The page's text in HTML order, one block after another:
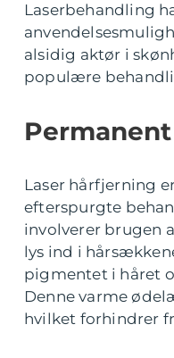
Laserbehandling
alsidig aktør i
populære
Laser hårfjerning
efterspurgte
involverer brugen
lys ind i
pigmentet i håret
Denne varme
hvilket forhindrer